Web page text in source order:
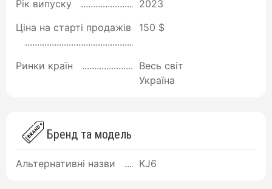
Рік випуску
2023
Ціна на старті продажів
150 $
Ринки країн
Весь світ
Україна
Бренд та модель
Альтернативні назви KJ6